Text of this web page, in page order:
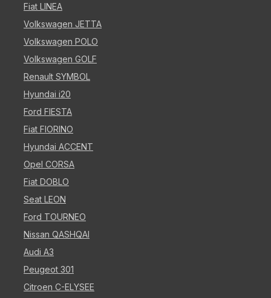
Fiat LINEA
Volkswagen JETTA
Volkswagen POLO
Volkswagen GOLF
Renault SYMBOL
Hyundai i20
Ford FIESTA
Fiat FIORINO
Hyundai ACCENT
Opel CORSA
Fiat DOBLO
Seat LEON
Ford TOURNEO
Nissan QASHQAI
Audi A3
Peugeot 301
Citroen C-ELYSEE